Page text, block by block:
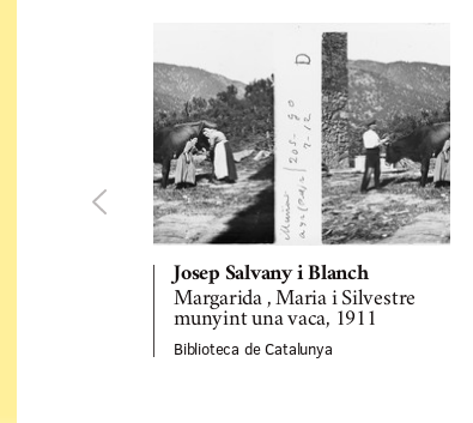
Josep Salvany i Blanch
Margarida , Maria i Silvestre
munyint una vaca, 1911
Biblioteca de Catalunya